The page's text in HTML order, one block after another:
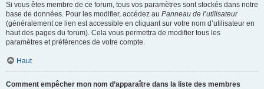
Si vous êtes membre de ce forum, tous vos paramètres sont stockés dans notre
base de données. Pour les modifier, accédez au Panneau de l’utilisateur
(généralement ce lien est accessible en cliquant sur votre nom d’utilisateur en
haut des pages du forum). Cela vous permettra de modifier tous les
paramètres et préférences de votre compte.
Haut
Comment empêcher mon nom d’apparaître dans la liste des membres